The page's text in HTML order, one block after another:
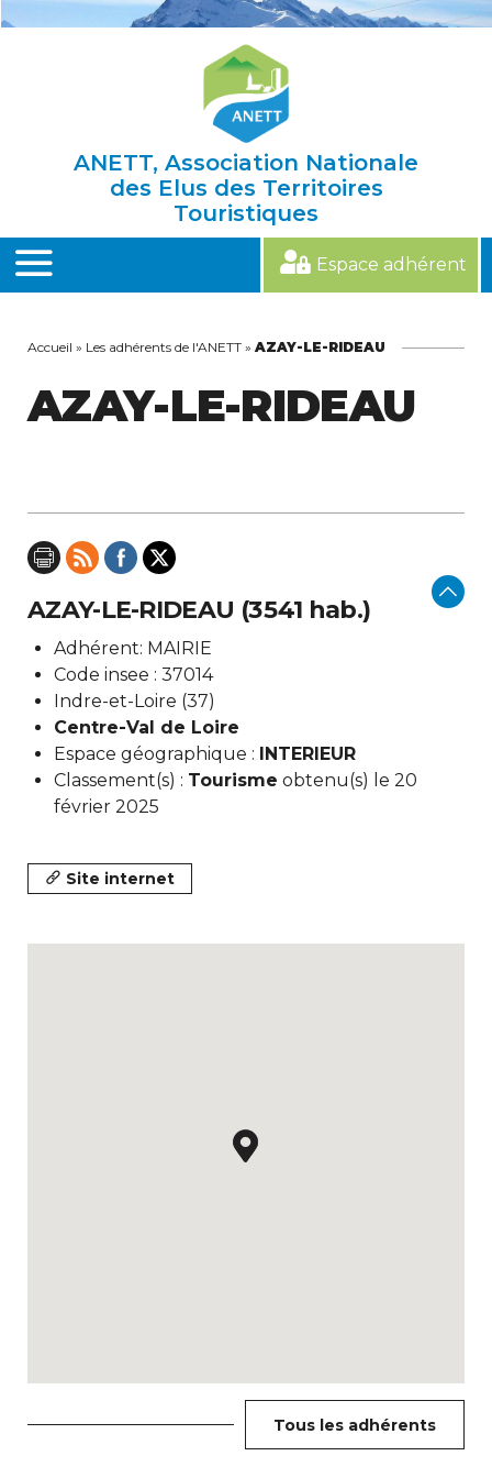
ANETT, Association Nationale
des Elus des Territoires
Touristiques
MENU
Espace adhérent
Accueil » Les adhérents de l'ANETT » AZAY-LE-RIDEAU
AZAY-LE-RIDEAU
AZAY-LE-RIDEAU (3 541 hab.)
Adhérent: MAIRIE
Code insee : 37014
Indre-et-Loire (37)
Centre-Val de Loire
Espace géographique : INTERIEUR
Classement(s) : Tourisme obtenu(s) le 20
février 2025
Site internet
Tous les adhérents